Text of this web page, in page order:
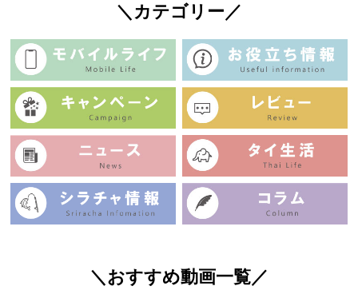
＼カテゴリー／
＼おすすめ動画一覧／